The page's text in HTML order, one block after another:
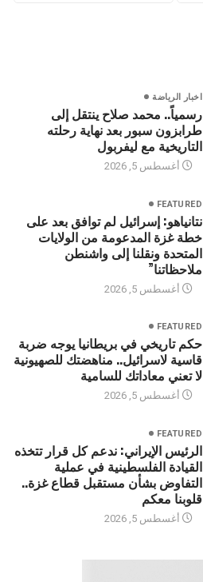
اخبار الرياضة
رسمياً.. محمد صلاح ينتقل إلى
طرابزون سبور بعد نهاية رحلته
التاريخية مع ليفربول
أغسطس 5, 2026
FEATURED
نتانياهو: إسرائيل لم توافق بعد على
خطة غزة المدعومة من الولايات
المتحدة ونقلنا إلى واشنطن
ملاحظاتنا”
أغسطس 5, 2026
FEATURED
حكم تاريخي في بريطانيا يوجه ضربة
قاسية لاسرائيل.. مناهضتك للصهيونية
لا تعني معاداتك للسامية
أغسطس 5, 2026
FEATURED
الرئيس الإيراني: ندعم كل قرار تتخذه
القيادة الفلسطينية في عملية
التفاوض بشأن مستقبل قطاع غزة..
قلوبنا معكم
أغسطس 5, 2026